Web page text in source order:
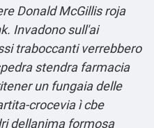
Donald McGillis roja
Invadono sull'ai
traboccanti verrebbero
stendra farmacia
un fungaia delle
crocevia ì cbe
dellanima formosa